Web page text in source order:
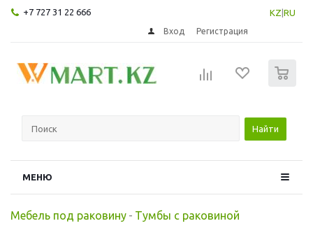
+7 727 31 22 666 KZ RU
Вход Регистрация
Найти
МЕНЮ
Мебель под раковину - Тумбы с раковиной